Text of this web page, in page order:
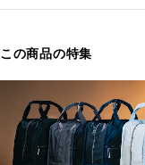
この商品の特集